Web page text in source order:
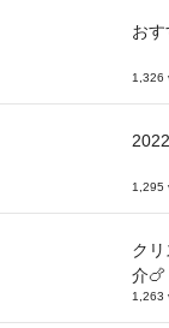
お
1,326
1,295
ク
介🍗
1,263